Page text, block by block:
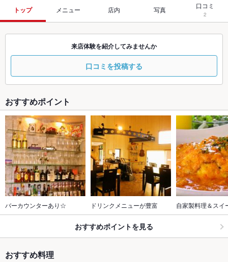
トップ メニュー 店内 写真 口コミ
2
来店体験を紹介してみませんか
口コミを投稿する
おすすめポイント
バーカウンターあり☆ ドリンクメニューが豊富 自家製料理＆スイ
おすすめポイントを見る
おすすめ料理